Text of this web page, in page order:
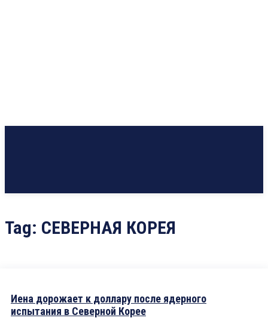
Tag: СЕВЕРНАЯ КОРЕЯ
Иена дорожает к доллару после ядерного
испытания в Северной Корее